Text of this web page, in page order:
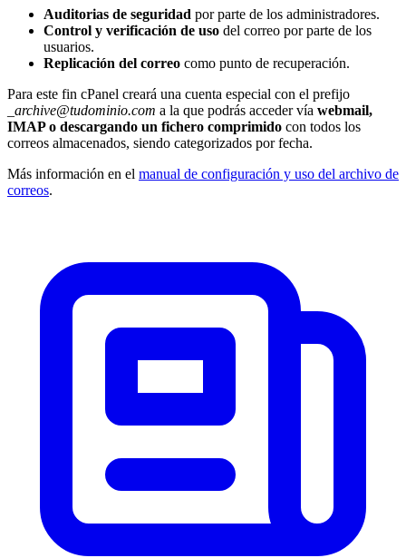
Auditorias de seguridad por parte de los administradores.
Control y verificación de uso del correo por parte de los
usuarios.
Replicación del correo como punto de recuperación.
Para este fin cPanel creará una cuenta especial con el prefijo
_archive@tudominio.com a la que podrás acceder vía webmail,
IMAP o descargando un fichero comprimido con todos los
correos almacenados, siendo categorizados por fecha.
Más información en el manual de configuración y uso del archivo de
correos.